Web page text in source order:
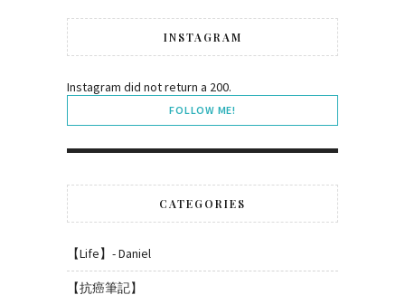
INSTAGRAM
Instagram did not return a 200.
FOLLOW ME!
CATEGORIES
【Life】- Daniel
【抗癌筆記】